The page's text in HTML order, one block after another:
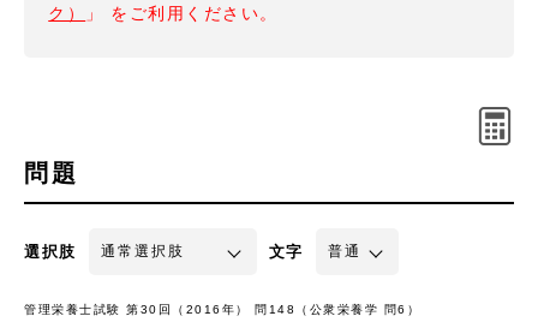
ク）
」 をご利用ください。
問題
選択肢 文字
管理栄養士試験 第30回（2016年） 問148（公衆栄養学 問6）